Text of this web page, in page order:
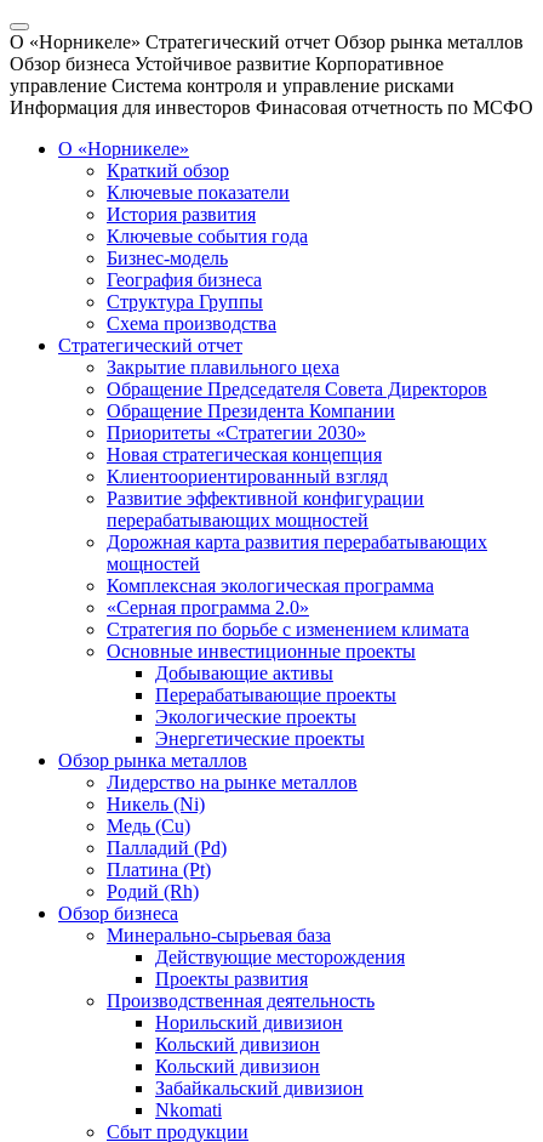
О «Норникеле» Стратегический отчет Обзор рынка металлов
Обзор бизнеса Устойчивое развитие Корпоративное
управление Система контроля и управление рисками
Информация для инвесторов Финасовая отчетность по МСФО
О «Норникеле»
Краткий обзор
Ключевые показатели
История развития
Ключевые события года
Бизнес-модель
География бизнеса
Структура Группы
Схема производства
Стратегический отчет
Закрытие плавильного цеха
Обращение Председателя Совета Директоров
Обращение Президента Компании
Приоритеты «Стратегии 2030»
Новая стратегическая концепция
Клиентоориентированный взгляд
Развитие эффективной конфигурации
перерабатывающих мощностей
Дорожная карта развития перерабатывающих
мощностей
Комплексная экологическая программа
«Серная программа 2.0»
Стратегия по борьбе с изменением климата
Основные инвестиционные проекты
Добывающие активы
Перерабатывающие проекты
Экологические проекты
Энергетические проекты
Обзор рынка металлов
Лидерство на рынке металлов
Никель (Ni)
Медь (Cu)
Палладий (Pd)
Платина (Pt)
Родий (Rh)
Обзор бизнеса
Минерально-сырьевая база
Действующие месторождения
Проекты развития
Производственная деятельность
Норильский дивизион
Кольский дивизион
Кольский дивизион
Забайкальский дивизион
Nkomati
Сбыт продукции